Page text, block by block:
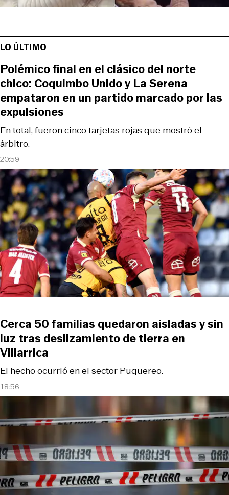
LO ÚLTIMO
20:59
En total, fueron cinco tarjetas rojas que mostró el
árbitro.
Polémico final en el clásico del norte
chico: Coquimbo Unido y La Serena
empataron en un partido marcado por las
expulsiones
18:56
El hecho ocurrió en el sector Puquereo.
Cerca 50 familias quedaron aisladas y sin
luz tras deslizamiento de tierra en
Villarrica